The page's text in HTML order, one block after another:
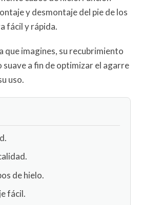
y desmontaje del pie de los
fácil y rápida.
que imagines, su recubrimiento
a fin de optimizar el agarre
uso.
de hielo.
fácil.